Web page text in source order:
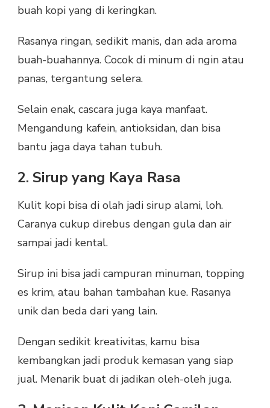
buah kopi yang di keringkan.
Rasanya ringan, sedikit manis, dan ada aroma
buah-buahannya. Cocok di minum di ngin atau
panas, tergantung selera.
Selain enak, cascara juga kaya manfaat.
Mengandung kafein, antioksidan, dan bisa
bantu jaga daya tahan tubuh.
2. Sirup yang Kaya Rasa
Kulit kopi bisa di olah jadi sirup alami, loh.
Caranya cukup direbus dengan gula dan air
sampai jadi kental.
Sirup ini bisa jadi campuran minuman, topping
es krim, atau bahan tambahan kue. Rasanya
unik dan beda dari yang lain.
Dengan sedikit kreativitas, kamu bisa
kembangkan jadi produk kemasan yang siap
jual. Menarik buat di jadikan oleh-oleh juga.